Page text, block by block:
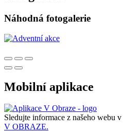
Náhodná fotogalerie
Mobilní aplikace
Sledujte informace z našeho webu v
V OBRAZE.